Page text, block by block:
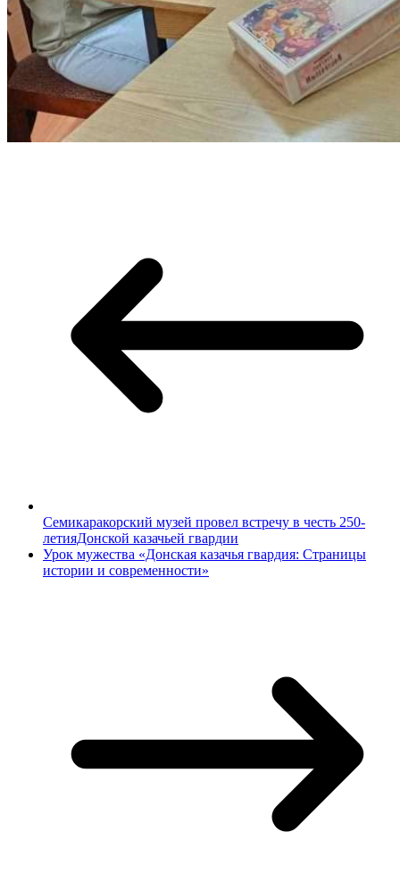
Семикаракорский музей провел встречу в честь 250-
летияДонской казачьей гвардии
Урок мужества «Донская казачья гвардия: Страницы
истории и современности»